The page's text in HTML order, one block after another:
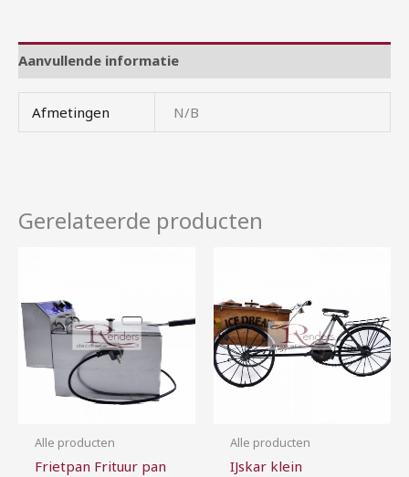
Aanvullende informatie
Afmetingen N/B
Gerelateerde producten
Alle producten
Frietpan Frituur pan
Alle producten
IJskar klein